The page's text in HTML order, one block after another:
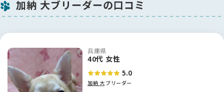
加納 大ブリーダーの口コミ
兵庫県
40代 女性
5.0
加納 大 ブリーダー